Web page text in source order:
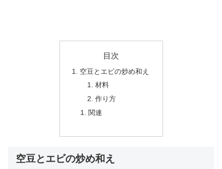
目次
空豆とエビの炒め和え
材料
作り方
関連
空豆とエビの炒め和え